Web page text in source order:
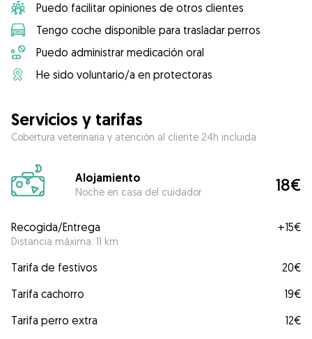
Puedo facilitar opiniones de otros clientes
Tengo coche disponible para trasladar perros
Puedo administrar medicación oral
He sido voluntario/a en protectoras
Servicios y tarifas
Cobertura veterinaria y atención al cliente 24h incluida
Alojamiento
Noche en casa del cuidador 18€
Recogida/Entrega
Distancia máxima: 11 km
+15€
Tarifa de festivos
20€
Tarifa cachorro
19€
Tarifa perro extra
12€